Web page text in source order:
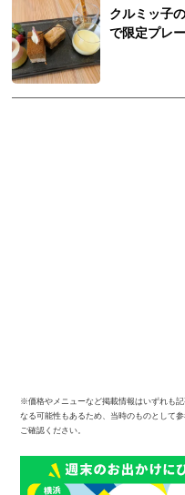
クルミッ子
で限定プレ
※価格やメニューなど掲載情報はいずれも
なる可能性もあるため、当時のものとして
ご確認ください。